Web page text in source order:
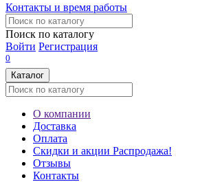
Контакты и время работы
Поиск по каталогу
Войти Регистрация
0
Каталог
О компании
Доставка
Оплата
Скидки и акции Распродажа!
Отзывы
Контакты